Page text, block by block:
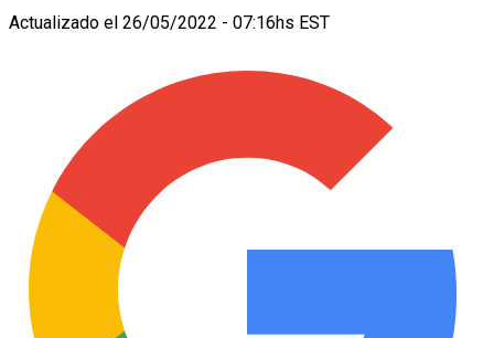
Actualizado el 26/05/2022 - 07:16hs EST